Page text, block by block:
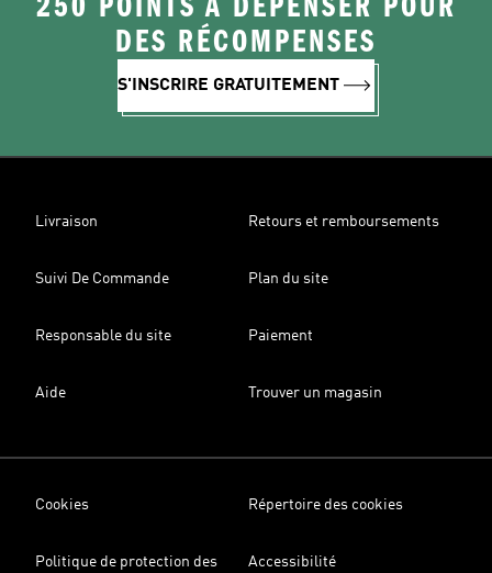
DES RÉCOMPENSES
S'INSCRIRE GRATUITEMENT
Livraison Retours et remboursements
Suivi De Commande Plan du site
Responsable du site Paiement
Aide Trouver un magasin
Cookies Répertoire des cookies
Politique de protection des Accessibilité